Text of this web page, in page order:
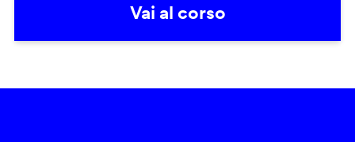
Vai al corso